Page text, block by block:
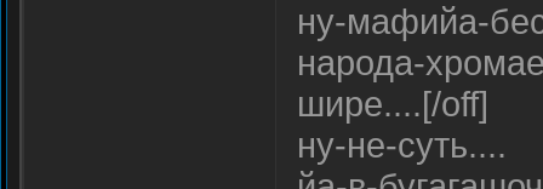
ну-мафийа-
народа-
шире....[/off]
ну-не-суть....